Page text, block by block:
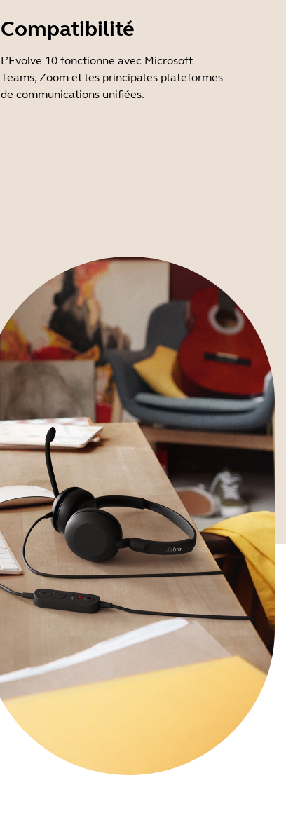
Compatibilité
L’Evolve 10 fonctionne avec Microsoft
Teams, Zoom et les principales plateformes
de communications unifiées.